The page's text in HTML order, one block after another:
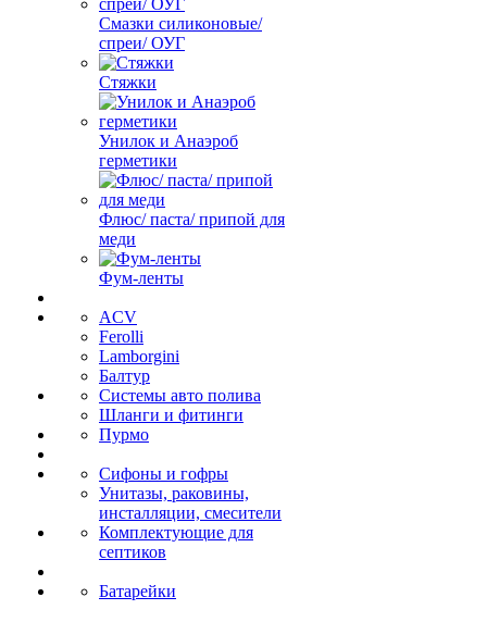
Смазки силиконовые/
спреи/ ОУГ
Стяжки
Унилок и Анаэроб
герметики
Флюс/ паста/ припой для
меди
Фум-ленты
ACV
Ferolli
Lamborgini
Балтур
Системы авто полива
Шланги и фитинги
Пурмо
Сифоны и гофры
Унитазы, раковины,
инсталляции, смесители
Комплектующие для
септиков
Батарейки